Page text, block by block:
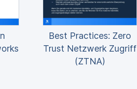
Best Practices: Zero
Trust Netzwerk Zugriff
(ZTNA)